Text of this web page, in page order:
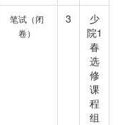
笔试（闭
卷）
3
少
院1
春
选
修
课
程
组